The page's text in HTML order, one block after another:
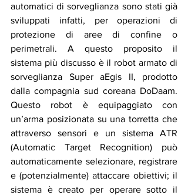
automatici di sorveglianza sono stati già
sviluppati infatti, per operazioni di
protezione di aree di confine o
perimetrali. A questo proposito il
sistema più discusso è il robot armato di
sorveglianza Super aEgis II, prodotto
dalla compagnia sud coreana DoDaam.
Questo robot è equipaggiato con
un’arma posizionata su una torretta che
attraverso sensori e un sistema ATR
(Automatic Target Recognition) può
automaticamente selezionare, registrare
e (potenzialmente) attaccare obiettivi; il
sistema è creato per operare sotto il